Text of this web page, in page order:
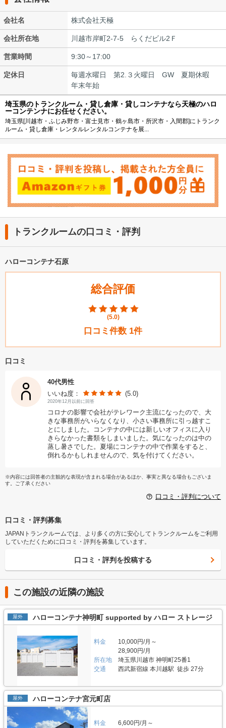
会社名 株式会社天極
会社所在地 川越市岸町2-7-5 らくだビル2Ｆ
営業時間 9:30～17:00
定休日
毎週水曜日 第2.３火曜日 GW 夏期休暇
年末年始
埼玉県のトランクルーム・貸し倉庫・貸しコンテナなら天極のハロ
ーコンテンナにお任せください。
埼玉県[川越市・ふじみ野市・富士見市・鶴ヶ島市・所沢市・入間郡]にトランク
ルーム・貸し倉庫・レンタルレンタルコンテナを展...
トランクルームの口コミ・評判
ハローコンテナ石原
総合評価
(5.0)
口コミ件数 1件
口コミ
40代男性
いいね度：
(5.0)
2020年12月以前に回答
コロナの影響で会社がテレワーク主流になったので、大
きな事務所がいらなくなり、小さい事務所に引っ越すこ
とにしました。コンテナの中には新しいオフィスに入り
きらなかった書類をしまいました。気になったのは中の
蒸し暑さでした。夏場にコンテナの中で作業をすると、
倒れるかもしれませんので、気を付けてください。
※内容には回答者の主観的な表現が含まれる場合があるほか、事実と異なる場合もございま
す。ご了承ください
口コミ・評判について
口コミ・評判募集
JAPANトランクルームでは、より多くの方に安心してトランクルームをご利用
していただくために口コミ・評判を募集しています。
口コミ・評判を投稿する
この施設の近隣の施設
屋外 ハローコンテナ神明町 supported by ハロー ストレージ
料金
10,000円/月～
28,900円/月
所在地
埼玉県川越市 神明町25番1
交通
西武新宿線 本川越駅 徒歩 27分
屋外 ハローコンテナ宮元町店
料金
6,600円/月～